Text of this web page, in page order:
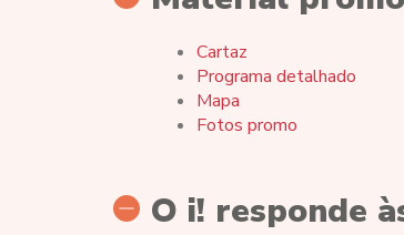
Cartaz
Programa detalhado
Mapa
Fotos promo
O i! responde